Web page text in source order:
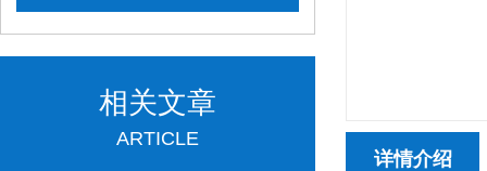
相关文章
ARTICLE
详情介绍